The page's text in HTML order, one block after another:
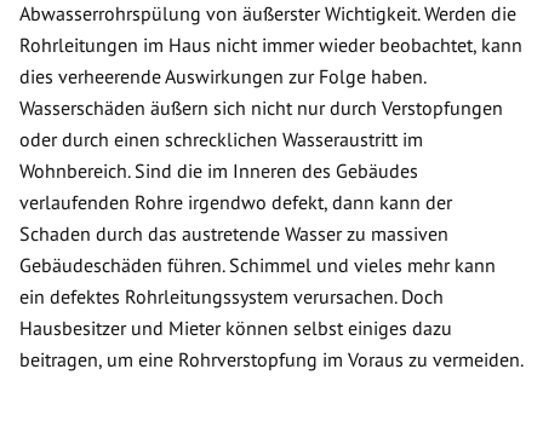
Abwasserrohrspülung von äußerster Wichtigkeit. Werden die
Rohrleitungen im Haus nicht immer wieder beobachtet, kann
dies verheerende Auswirkungen zur Folge haben.
Wasserschäden äußern sich nicht nur durch Verstopfungen
oder durch einen schrecklichen Wasseraustritt im
Wohnbereich. Sind die im Inneren des Gebäudes
verlaufenden Rohre irgendwo defekt, dann kann der
Schaden durch das austretende Wasser zu massiven
Gebäudeschäden führen. Schimmel und vieles mehr kann
ein defektes Rohrleitungssystem verursachen. Doch
Hausbesitzer und Mieter können selbst einiges dazu
beitragen, um eine Rohrverstopfung im Voraus zu vermeiden.